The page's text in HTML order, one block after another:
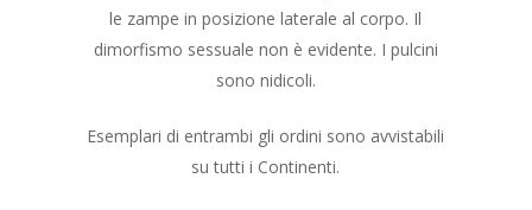
le zampe in posizione laterale al corpo. Il
dimorfismo sessuale non è evidente. I pulcini
sono nidicoli.
Esemplari di entrambi gli ordini sono avvistabili
su tutti i Continenti.